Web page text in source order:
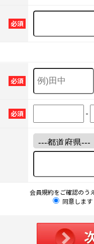
必須
必須
必須 -
会員規約をご確認のう
同意します